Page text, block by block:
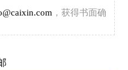
，获得书面确